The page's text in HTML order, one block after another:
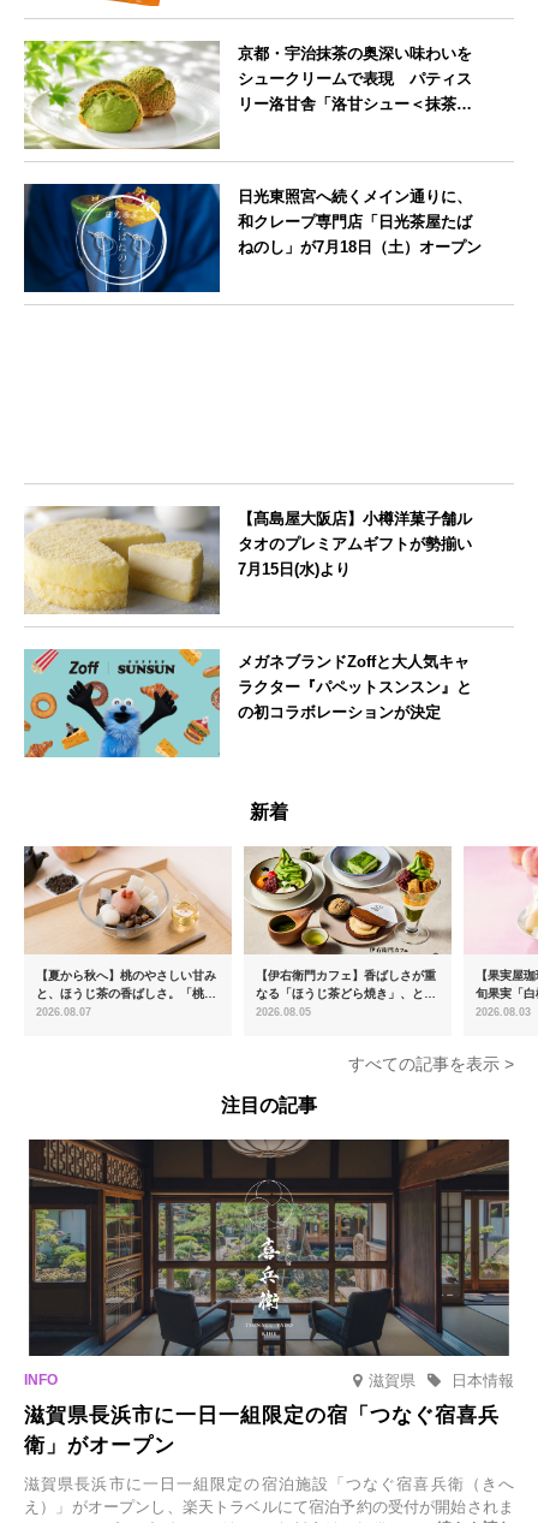
京都・宇治抹茶の奥深い味わいを
シュークリームで表現 パティス
リー洛甘舎「洛甘シュー＜抹茶
日光東照宮へ続くメイン通りに、
和クレープ専門店「日光茶屋たば
ねのし」が7月18日（土）オープン
【髙島屋大阪店】小樽洋菓子舗ル
タオのプレミアムギフトが勢揃い
7月15日(水)より
メガネブランドZoffと大人気キャ
ラクター『パペットスンスン』と
の初コラボレーションが決定
新着
【夏から秋へ】桃のやさしい甘み
と、ほうじ茶の香ばしさ。「桃と
ほうじ茶のあんみつ」を8月中旬
2026.08.07
【伊右衛門カフェ】香ばしさが重
なる「ほうじ茶どら焼き」、とろ
ける「宇治抹茶ティラミス」が新
2026.08.05
【果実屋
旬果実「
限定販売
2026.08.03
すべての記事を表示 >
注目の記事
滋賀県 日本情報
滋賀県長浜市に一日一組限定の宿「つなぐ宿喜兵
衛」がオープン
滋賀県長浜市に一日一組限定の宿泊施設「つなぐ宿喜兵衛（きへ
え）」がオープンし、楽天トラベルにて宿泊予約の受付が開始されま